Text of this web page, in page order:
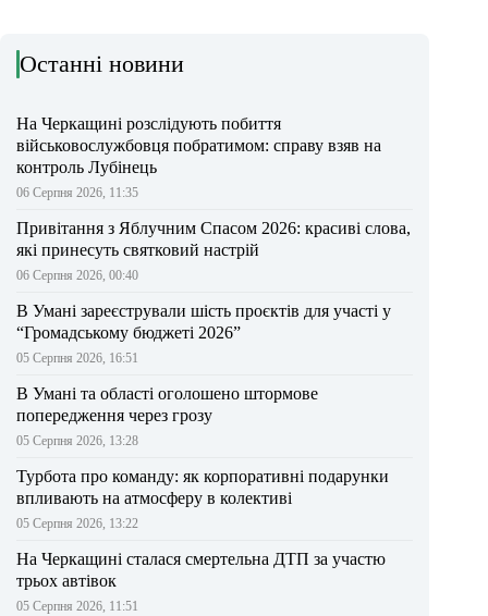
Останні новини
На Черкащині розслідують побиття
військовослужбовця побратимом: справу взяв на
контроль Лубінець
06 Серпня 2026, 11:35
Привітання з Яблучним Спасом 2026: красиві слова,
які принесуть святковий настрій
06 Серпня 2026, 00:40
В Умані зареєстрували шість проєктів для участі у
“Громадському бюджеті 2026”
05 Серпня 2026, 16:51
В Умані та області оголошено штормове
попередження через грозу
05 Серпня 2026, 13:28
Турбота про команду: як корпоративні подарунки
впливають на атмосферу в колективі
05 Серпня 2026, 13:22
На Черкащині сталася смертельна ДТП за участю
трьох автівок
05 Серпня 2026, 11:51